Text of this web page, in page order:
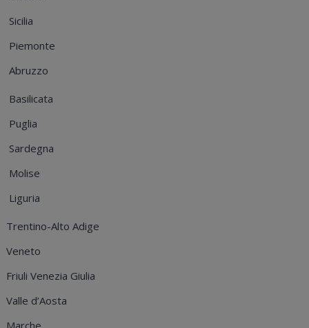
Sicilia
Piemonte
Abruzzo
Basilicata
Puglia
Sardegna
Molise
Liguria
Trentino-Alto Adige
Veneto
Friuli Venezia Giulia
Valle d’Aosta
Marche